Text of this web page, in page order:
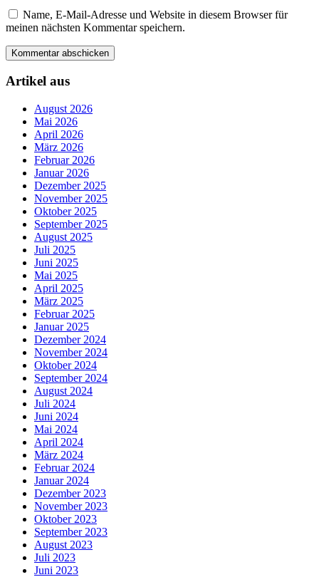
Name, E-Mail-Adresse und Website in diesem Browser für
meinen nächsten Kommentar speichern.
Artikel aus
August 2026
Mai 2026
April 2026
März 2026
Februar 2026
Januar 2026
Dezember 2025
November 2025
Oktober 2025
September 2025
August 2025
Juli 2025
Juni 2025
Mai 2025
April 2025
März 2025
Februar 2025
Januar 2025
Dezember 2024
November 2024
Oktober 2024
September 2024
August 2024
Juli 2024
Juni 2024
Mai 2024
April 2024
März 2024
Februar 2024
Januar 2024
Dezember 2023
November 2023
Oktober 2023
September 2023
August 2023
Juli 2023
Juni 2023